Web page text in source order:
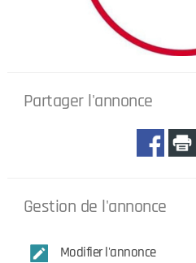
Partager l'annonce
Gestion de l'annonce
Modifier l'annonce